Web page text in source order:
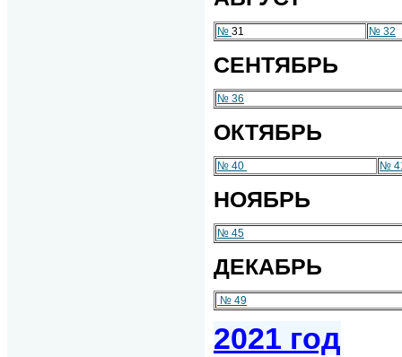
№ 31 № 32
СЕНТЯБРЬ
№ 36
ОКТЯБРЬ
№ 40 №
НОЯБРЬ
№ 45
ДЕКАБРЬ
№ 49
2021 год